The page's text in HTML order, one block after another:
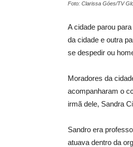
Foto: Clarissa Góes/TV
A cidade parou
da cidade e outra
se despedir ou
Moradores da
acompanharam o
irmã dele, Sandra
Sandro era
atuava dentro da